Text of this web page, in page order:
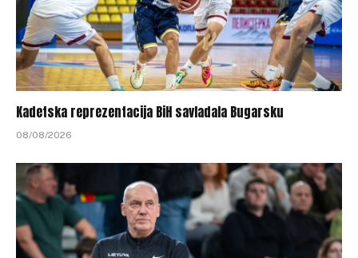
Kadetska reprezentacija BiH savladala Bugarsku
08/08/2026